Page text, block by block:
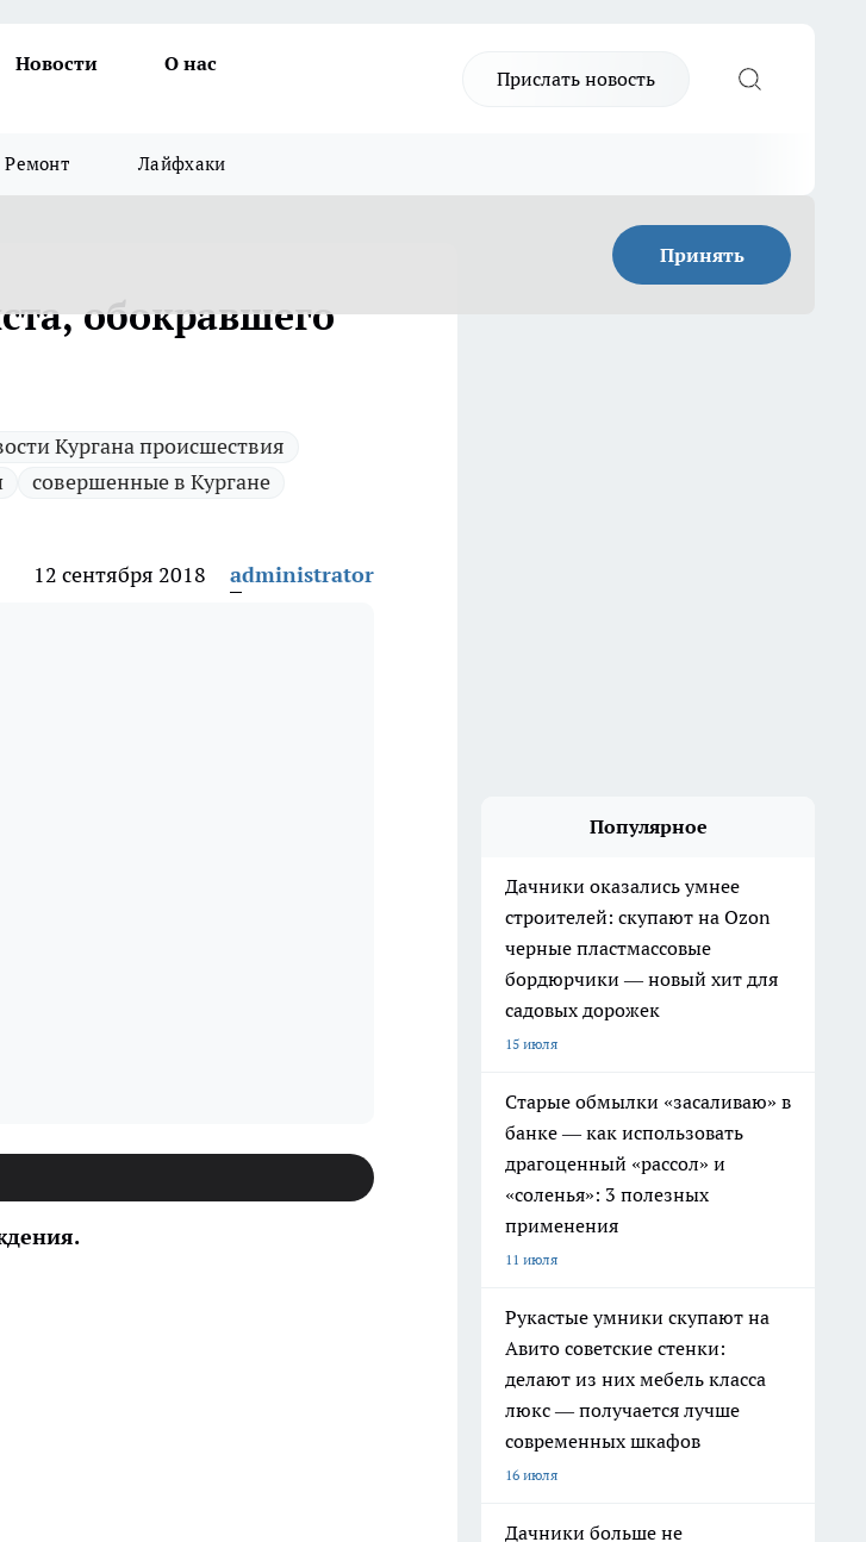
Новости
О нас
Прислать новость
Ремонт Лайфхаки
Принять
обокравшего
Кургана происшествия
совершенные в Кургане
12 сентября 2018 administrator
Популярное
Дачники оказались умнее
строителей: скупают на Ozon
черные пластмассовые
бордюрчики — новый хит для
садовых дорожек
15 июля
Старые обмылки «засаливаю» в
банке — как использовать
драгоценный «рассол» и
«соленья»: 3 полезных
применения
11 июля
Рукастые умники скупают на
Авито советские стенки:
делают из них мебель класса
люкс — получается лучше
современных шкафов
16 июля
Дачники больше не